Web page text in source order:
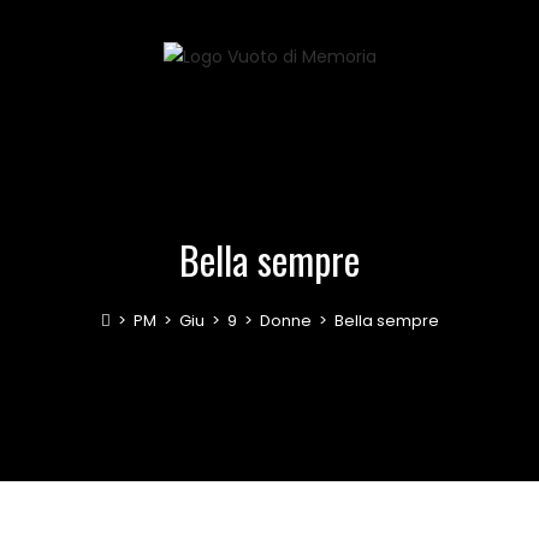
Bella sempre
> PM > Giu > 9 > Donne > Bella sempre